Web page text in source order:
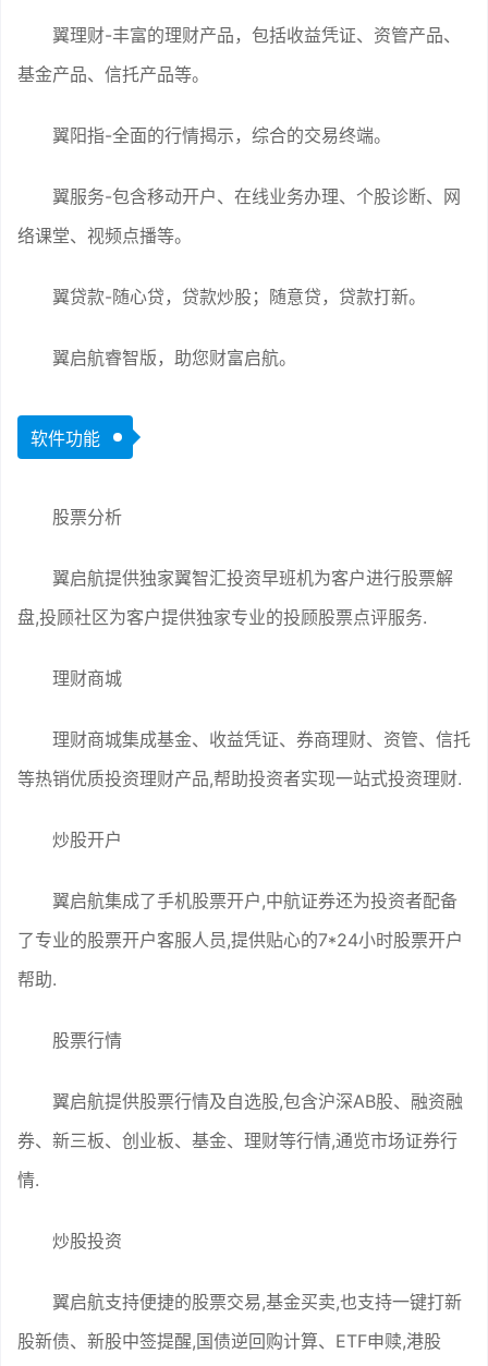
翼理财-丰富的理财产品，包括收益凭证、资管产品、
基金产品、信托产品等。
翼阳指-全面的行情揭示，综合的交易终端。
翼服务-包含移动开户、在线业务办理、个股诊断、网
络课堂、视频点播等。
翼贷款-随心贷，贷款炒股；随意贷，贷款打新。
翼启航睿智版，助您财富启航。
软件功能
股票分析
翼启航提供独家翼智汇投资早班机为客户进行股票解
盘,投顾社区为客户提供独家专业的投顾股票点评服务.
理财商城
理财商城集成基金、收益凭证、券商理财、资管、信托
等热销优质投资理财产品,帮助投资者实现一站式投资理财.
炒股开户
翼启航集成了手机股票开户,中航证券还为投资者配备
了专业的股票开户客服人员,提供贴心的7*24小时股票开户
帮助.
股票行情
翼启航提供股票行情及自选股,包含沪深AB股、融资融
券、新三板、创业板、基金、理财等行情,通览市场证券行
情.
炒股投资
翼启航支持便捷的股票交易,基金买卖,也支持一键打新
股新债、新股中签提醒,国债逆回购计算、ETF申赎,港股